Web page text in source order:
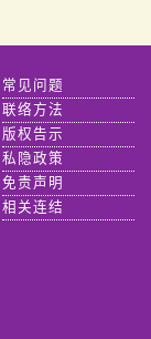
常见问题
联络方法
版权告示
私隐政策
免责声明
相关连结